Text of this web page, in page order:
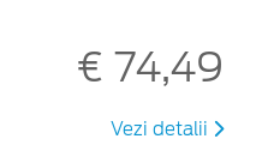
€ 74,49
Vezi detalii